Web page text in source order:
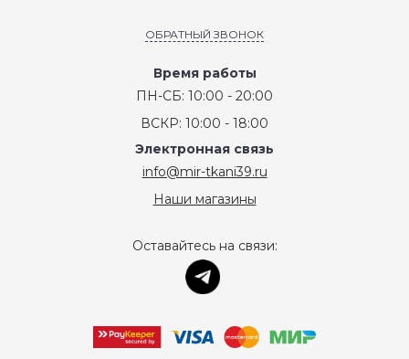
ОБРАТНЫЙ ЗВОНОК
Время работы
ПН-СБ: 10:00 - 20:00
ВСКР: 10:00 - 18:00
Электронная связь
info@mir-tkani39.ru
Наши магазины
Оставайтесь на связи: